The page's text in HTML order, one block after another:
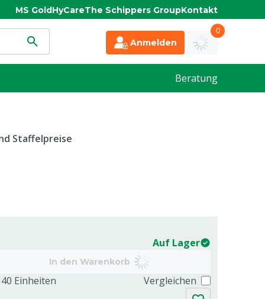
MS GoldHyCareThe Schippers GroupKontakt
Anmelden
0
Beratung
Auf Lager
In den Warenkorb
40 Einheiten Vergleichen
Staffelpreise